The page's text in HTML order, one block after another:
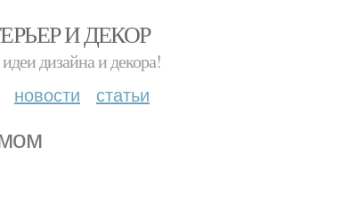
И ДЕКОР
дизайна и декора!
новости статьи